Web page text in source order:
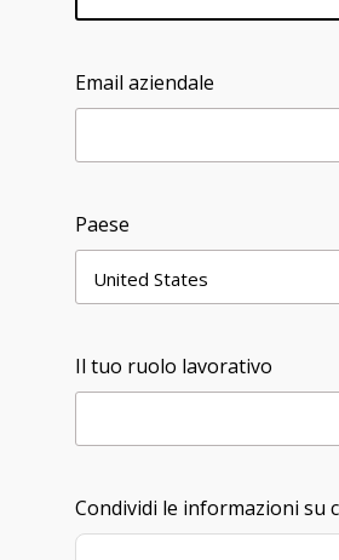
Email aziendale
Paese
Il tuo ruolo lavorativo
Condividi le informazioni su